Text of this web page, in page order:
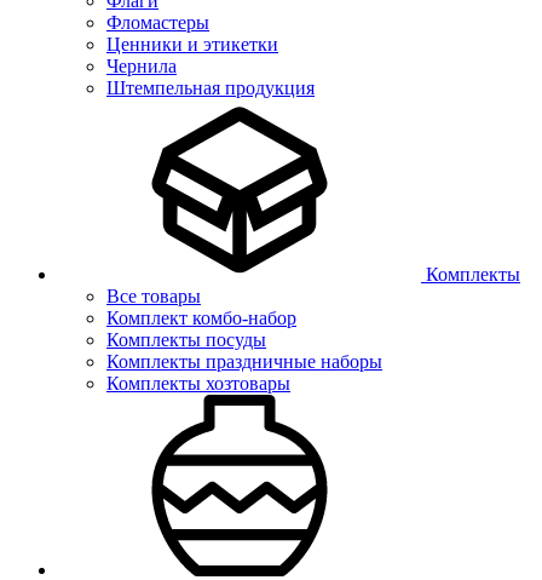
Фломастеры
Ценники и этикетки
Чернила
Штемпельная продукция
Комплекты
Все товары
Комплект комбо-набор
Комплекты посуды
Комплекты праздничные наборы
Комплекты хозтовары